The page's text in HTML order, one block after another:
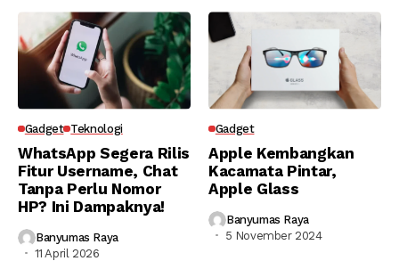
Gadget Teknologi
WhatsApp Segera Rilis
Fitur Username, Chat
Tanpa Perlu Nomor
HP? Ini Dampaknya!
Banyumas Raya
11 April 2026
Gadget
Apple Kembangkan
Kacamata Pintar,
Apple Glass
Banyumas Raya
5 November 2024